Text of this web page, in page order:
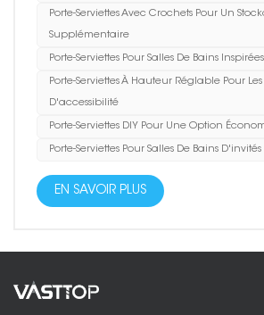
Porte-Serviettes Avec Crochets Pour Un
Supplémentaire
Porte-Serviettes Pour Salles De Bains
Porte-Serviettes À Hauteur Réglable Pour Les
D'accessibilité
Porte-Serviettes DIY Pour Une Option
Porte-Serviettes Pour Salles De Bains D'invités
EN SAVOIR PLUS